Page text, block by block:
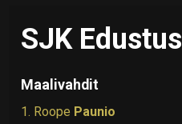
SJK Edustus
Maalivahdit
1. Roope Paunio